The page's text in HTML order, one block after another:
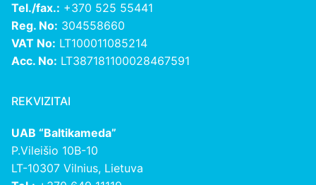
Tel./fax.: +370 525 55441
Reg. No: 304558660
VAT No: LT100011085214
Acc. No: LT387181100028467591
REKVIZITAI
UAB “Baltikameda”
P.Vileišio 10B-10
LT-10307 Vilnius, Lietuva